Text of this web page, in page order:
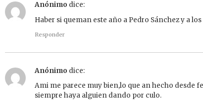
Anónimo dice:
Haber si queman este año a Pedro Sánchez y a
Responder
Anónimo dice:
Ami me parece muy bien,lo que an hecho desde
siempre haya alguien dando por culo.